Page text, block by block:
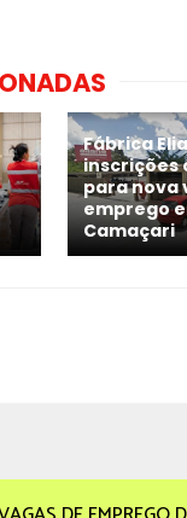
Fábrica
inscrições
para nova
emprego
Camaçari